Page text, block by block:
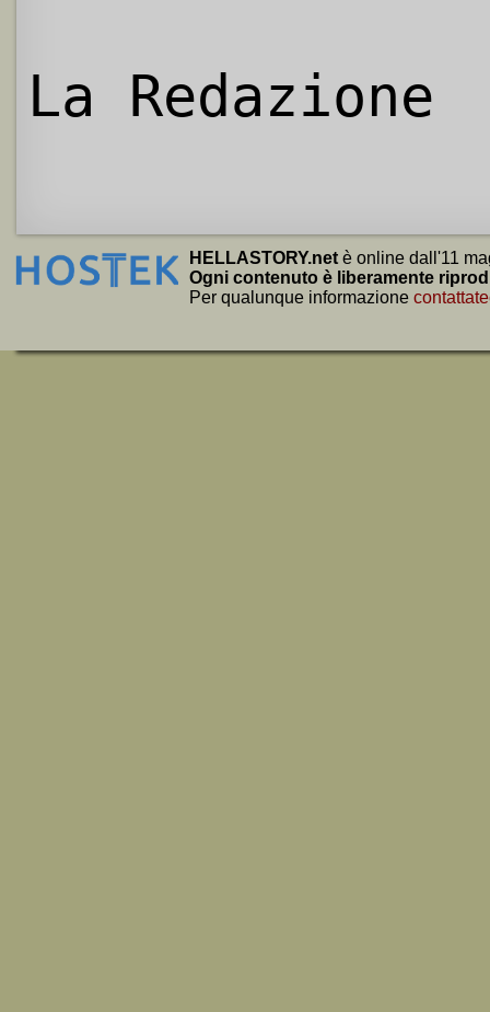
La Redazione
HELLASTORY.net è online dall'11
Ogni contenuto è liberamente
Per qualunque informazione